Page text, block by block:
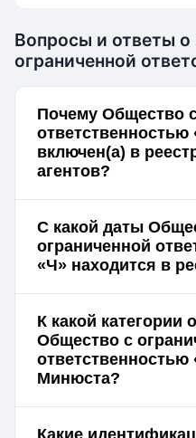
Вопросы и ответы
ограниченной
Почему Общество
ответственностью «Три «Ч»
включен(а) в
агентов?
С какой даты
ограниченной
«Ч» находится в
К какой категории
Общество с
ответственностью «Три «Ч» в реестре
Минюста?
Какие